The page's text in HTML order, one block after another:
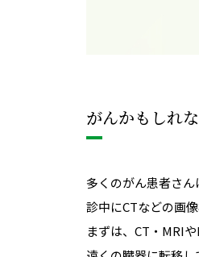
がんかもしれ
多くのがん患者さ
診中にCTなどの画
まずは、CT・MRI